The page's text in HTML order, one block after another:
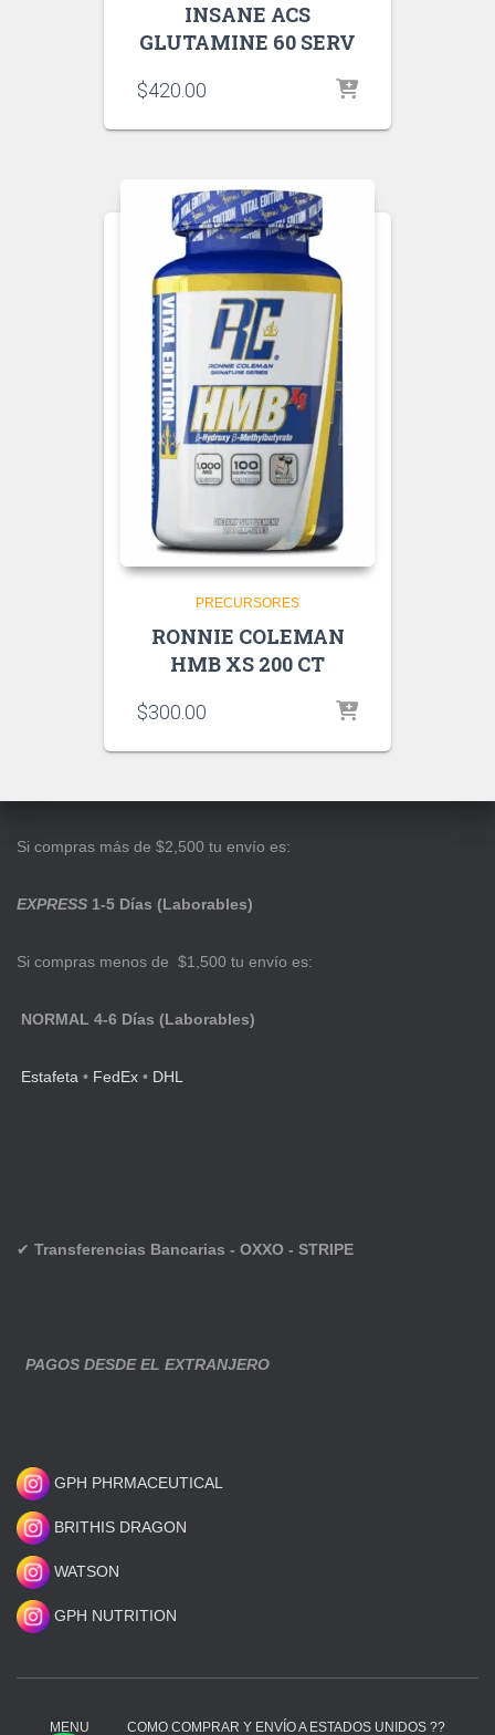
INSANE ACS
GLUTAMINE 60 SERV
$420.00
PRECURSORES
RONNIE COLEMAN
HMB XS 200 CT
$300.00
Si compras más de $2,500 tu envío es:
EXPRESS 1-5 Días (Laborables)
Si compras menos de $1,500 tu envío es:
NORMAL 4-6 Días (Laborables)
Estafeta • FedEx • DHL
✔ Transferencias Bancarias - OXXO - STRIPE
PAGOS DESDE EL EXTRANJERO
GPH PHRMACEUTICAL
BRITHIS DRAGON
WATSON
GPH NUTRITION
MENU COMO COMPRAR Y ENVÍO A ESTADOS UNIDOS ??